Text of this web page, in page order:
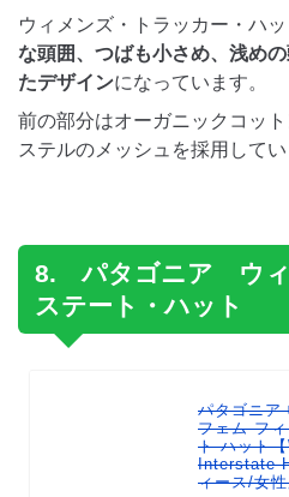
ウィメンズ・トラッカー・ハ
な頭囲、つばも小さめ、浅め
たデザインになっています。
前の部分はオーガニックコッ
ステルのメッシュを採用してい
8. パタゴニア ウィ
ステート・ハット
パタゴニア
フェム フ
ト ハット
Interstate
ィース/女